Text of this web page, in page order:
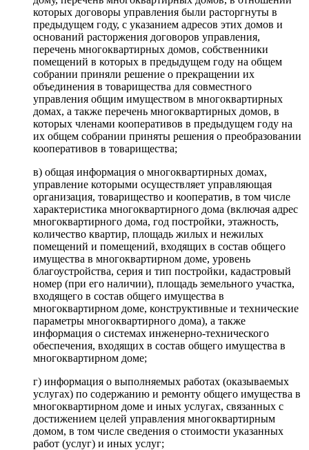
которых договоры управления были расторгнуты в
предыдущем году, с указанием адресов этих домов и
оснований расторжения договоров управления,
перечень многоквартирных домов, собственники
помещений в которых в предыдущем году на общем
собрании приняли решение о прекращении их
объединения в товарищества для совместного
управления общим имуществом в многоквартирных
домах, а также перечень многоквартирных домов, в
которых членами кооперативов в предыдущем году на
их общем собрании приняты решения о преобразовании
кооперативов в товарищества;
в) общая информация о многоквартирных домах,
управление которыми осуществляет управляющая
организация, товарищество и кооператив, в том числе
характеристика многоквартирного дома (включая адрес
многоквартирного дома, год постройки, этажность,
количество квартир, площадь жилых и нежилых
помещений и помещений, входящих в состав общего
имущества в многоквартирном доме, уровень
благоустройства, серия и тип постройки, кадастровый
номер (при его наличии), площадь земельного участка,
входящего в состав общего имущества в
многоквартирном доме, конструктивные и технические
параметры многоквартирного дома), а также
информация о системах инженерно-технического
обеспечения, входящих в состав общего имущества в
многоквартирном доме;
г) информация о выполняемых работах (оказываемых
услугах) по содержанию и ремонту общего имущества в
многоквартирном доме и иных услугах, связанных с
достижением целей управления многоквартирным
домом, в том числе сведения о стоимости указанных
работ (услуг) и иных услуг;